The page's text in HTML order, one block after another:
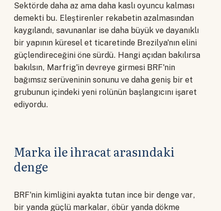
Sektörde daha az ama daha kaslı oyuncu kalması
demekti bu. Eleştirenler rekabetin azalmasından
kaygılandı, savunanlar ise daha büyük ve dayanıklı
bir yapının küresel et ticaretinde Brezilya'nın elini
güçlendireceğini öne sürdü. Hangi açıdan bakılırsa
bakılsın, Marfrig'in devreye girmesi BRF'nin
bağımsız serüveninin sonunu ve daha geniş bir et
grubunun içindeki yeni rolünün başlangıcını işaret
ediyordu.
Marka ile ihracat arasındaki
denge
BRF'nin kimliğini ayakta tutan ince bir denge var,
bir yanda güçlü markalar, öbür yanda dökme